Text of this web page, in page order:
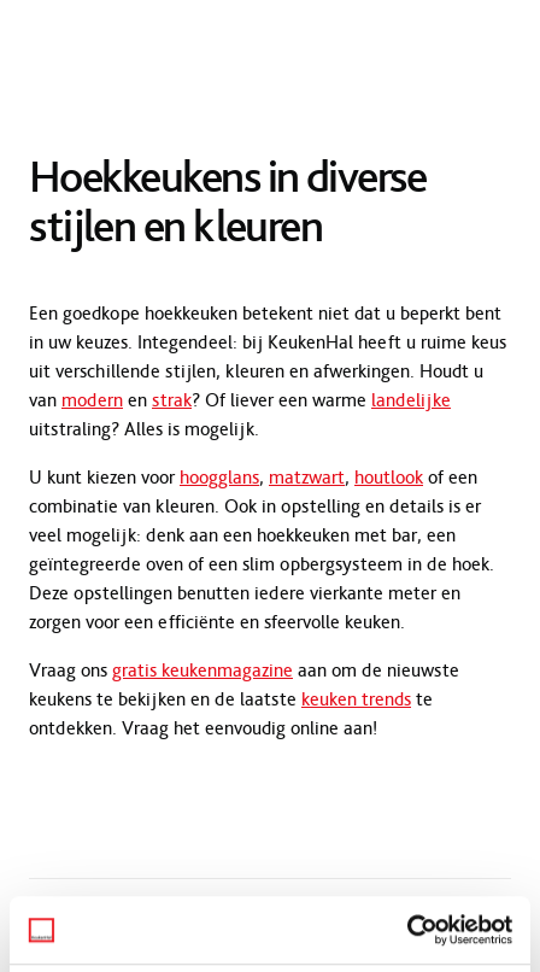
Hoekkeukens in diverse
stijlen en kleuren
Een goedkope hoekkeuken betekent niet dat u beperkt bent
in uw keuzes. Integendeel: bij KeukenHal heeft u ruime keus
uit verschillende stijlen, kleuren en afwerkingen. Houdt u
van modern en strak? Of liever een warme landelijke
uitstraling? Alles is mogelijk.
U kunt kiezen voor hoogglans, matzwart, houtlook of een
combinatie van kleuren. Ook in opstelling en details is er
veel mogelijk: denk aan een hoekkeuken met bar, een
geïntegreerde oven of een slim opbergsysteem in de hoek.
Deze opstellingen benutten iedere vierkante meter en
zorgen voor een efficiënte en sfeervolle keuken.
Vraag ons gratis keukenmagazine aan om de nieuwste
keukens te bekijken en de laatste keuken trends te
ontdekken. Vraag het eenvoudig online aan!